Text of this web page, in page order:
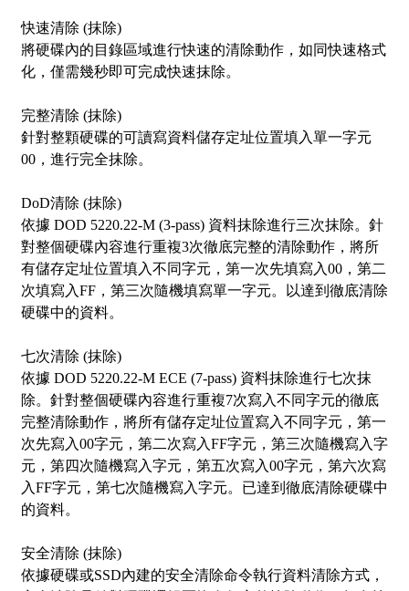
快速清除 (抹除)
將硬碟內的目錄區域進行快速的清除動作，如同快速格式
化，僅需幾秒即可完成快速抹除。
完整清除 (抹除)
針對整顆硬碟的可讀寫資料儲存定址位置填入單一字元
00，進行完全抹除。
DoD清除 (抹除)
依據 DOD 5220.22-M (3-pass) 資料抹除進行三次抹除。針
對整個硬碟內容進行重複3次徹底完整的清除動作，將所
有儲存定址位置填入不同字元，第一次先填寫入00，第二
次填寫入FF，第三次隨機填寫單一字元。以達到徹底清除
硬碟中的資料。
七次清除 (抹除)
依據 DOD 5220.22-M ECE (7-pass) 資料抹除進行七次抹
除。針對整個硬碟內容進行重複7次寫入不同字元的徹底
完整清除動作，將所有儲存定址位置寫入不同字元，第一
次先寫入00字元，第二次寫入FF字元，第三次隨機寫入字
元，第四次隨機寫入字元，第五次寫入00字元，第六次寫
入FF字元，第七次隨機寫入字元。已達到徹底清除硬碟中
的資料。
安全清除 (抹除)
依據硬碟或SSD內建的安全清除命令執行資料清除方式，